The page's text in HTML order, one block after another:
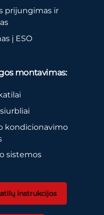
prijungimas ir
į ESO
montavimas:
kondicionavimo
sistemos
instrukcijos